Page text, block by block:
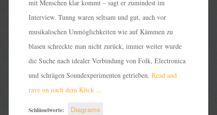
mit Menschen klar kommt – sagt er zumindest im
Interview. Tunng waren seltsam und gut, auch vor
musikalischen Unmöglichkeiten wie auf Kämmen zu
blasen schreckte man nicht zurück, immer weiter wurde
die Suche nach idealer Verbindung von Folk, Electronica
und schrägen Soundexperimenten getrieben. Read and
rave on nach dem Klick ...
Schlüsselworte: Diagrams